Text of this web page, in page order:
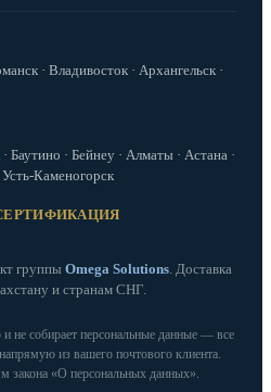
· Владивосток · Архангельск ·
Баутино · Бейнеу · Алматы · Астана ·
Каменогорск
группы Omega Solutions. Доставка
и странам СНГ.
не собирает персональные данные — все
из вашего почтового клиента.
закона «О персональных данных».